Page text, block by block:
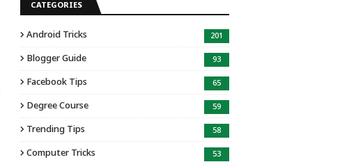
CATEGORIES
Android Tricks 201
Blogger Guide 93
Facebook Tips 65
Degree Course 59
Trending Tips 58
Computer Tricks 53